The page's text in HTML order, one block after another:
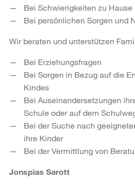
Bei Schwierigkeiten zu Hause
Bei persönlichen Sorgen und
Wir beraten und unterstützen
Bei Erziehungsfragen
Bei Sorgen in Bezug auf die
Kindes
Bei Auseinandersetzungen
Schule oder auf dem
Bei der Suche nach
ihre Kinder
Bei der Vermittlung von
Jonspias Sarott